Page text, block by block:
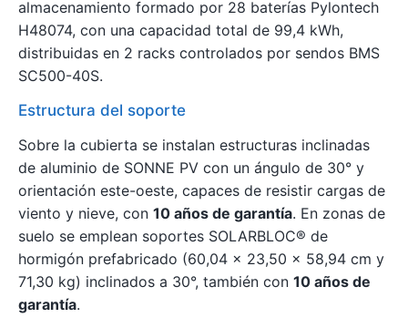
almacenamiento formado por 28 baterías Pylontech
H48074, con una capacidad total de 99,4 kWh,
distribuidas en 2 racks controlados por sendos BMS
SC500-40S.
Estructura del soporte
Sobre la cubierta se instalan estructuras inclinadas
de aluminio de SONNE PV con un ángulo de 30° y
orientación este-oeste, capaces de resistir cargas de
viento y nieve, con 10 años de garantía. En zonas de
suelo se emplean soportes SOLARBLOC® de
hormigón prefabricado (60,04 × 23,50 × 58,94 cm y
71,30 kg) inclinados a 30°, también con 10 años de
garantía.